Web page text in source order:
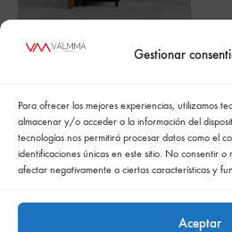
Gestionar
Para ofrecer las mejores experiencias, utilizamos
almacenar y/o acceder a la información del
tecnologías nos permitirá procesar datos como el
identificaciones únicas en este sitio. No consentir
afectar negativamente a ciertas características y
Aceptar
IRIS